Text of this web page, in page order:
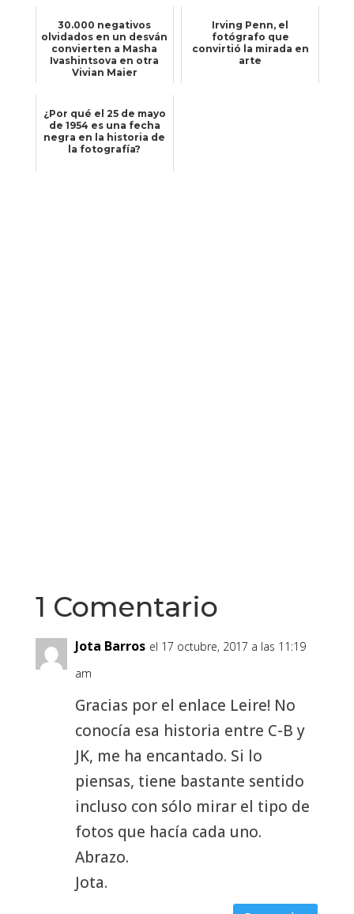
30.000 negativos
olvidados en un desván
convierten a Masha
Ivashintsova en otra
Vivian Maier
Irving Penn, el
fotógrafo que
convirtió la mirada en
arte
¿Por qué el 25 de mayo
de 1954 es una fecha
negra en la historia de
la fotografía?
1 Comentario
Jota Barros el 17 octubre, 2017 a las 11:19
am
Gracias por el enlace Leire! No
conocía esa historia entre C-B y
JK, me ha encantado. Si lo
piensas, tiene bastante sentido
incluso con sólo mirar el tipo de
fotos que hacía cada uno.
Abrazo.
Jota.